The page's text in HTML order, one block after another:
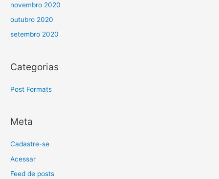
novembro 2020
outubro 2020
setembro 2020
Categorias
Post Formats
Meta
Cadastre-se
Acessar
Feed de posts